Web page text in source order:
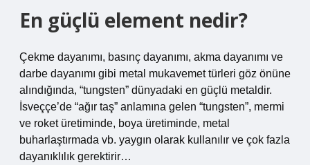
En güçlü element nedir?
Çekme dayanımı, basınç dayanımı, akma dayanımı ve
darbe dayanımı gibi metal mukavemet türleri göz önüne
alındığında, “tungsten” dünyadaki en güçlü metaldir.
İsveççe’de “ağır taş” anlamına gelen “tungsten”, mermi
ve roket üretiminde, boya üretiminde, metal
buharlaştırmada vb. yaygın olarak kullanılır ve çok fazla
dayanıklılık gerektirir…